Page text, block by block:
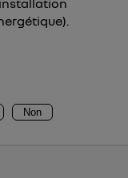
Non
("
de ce site.